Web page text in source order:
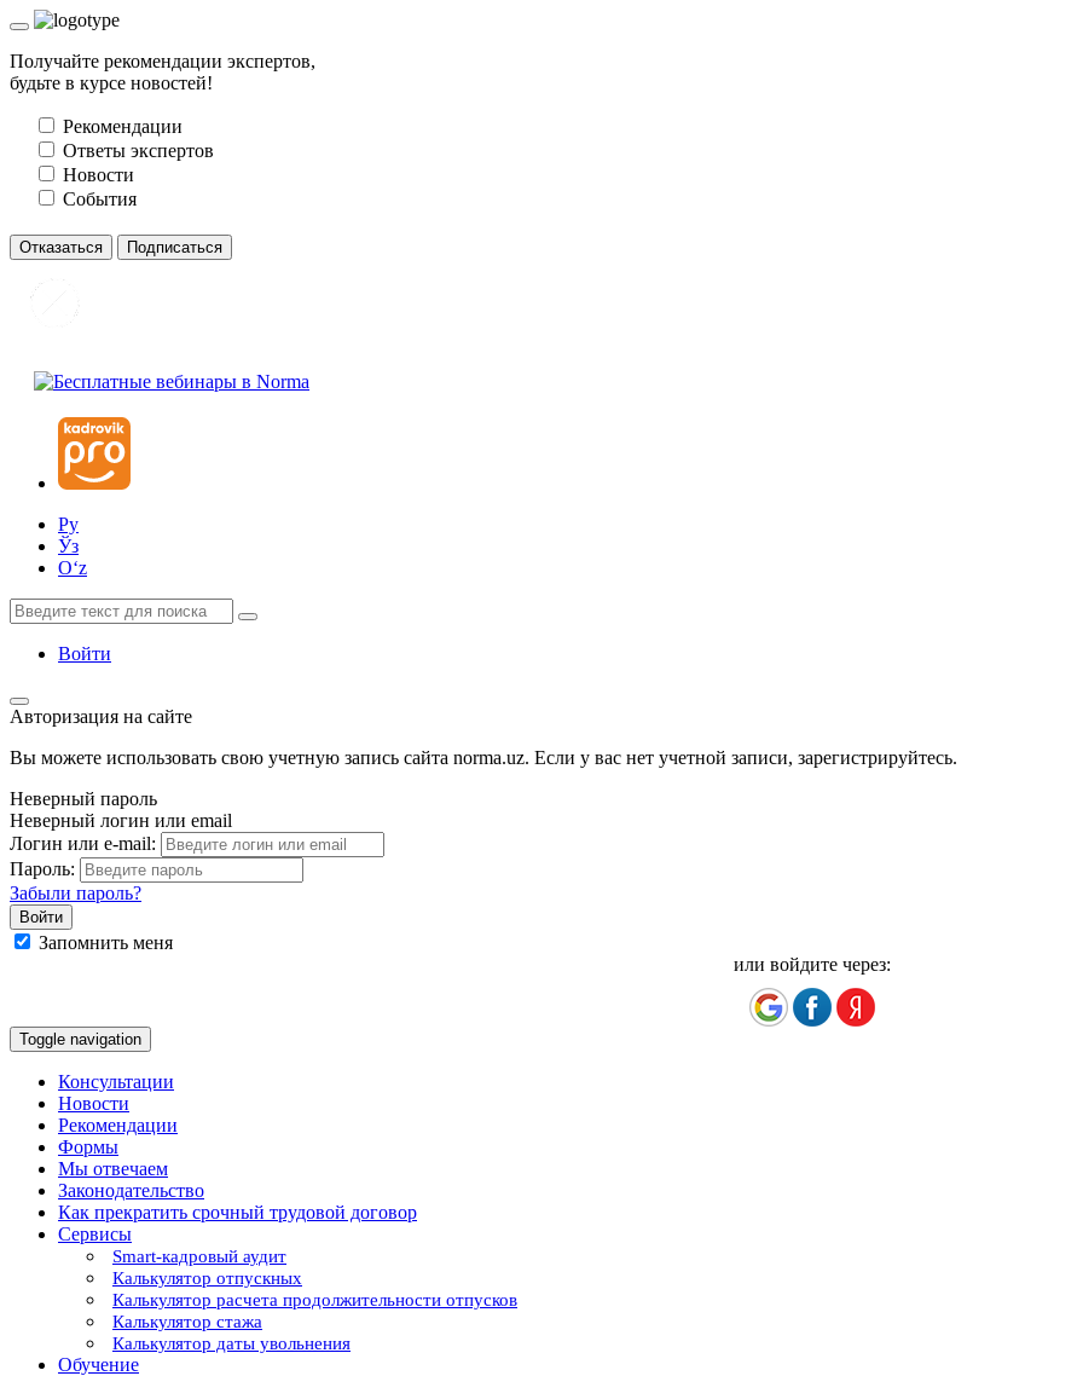
Получайте рекомендации экспертов,
будьте в курсе новостей!
Рекомендации
Ответы экспертов
Новости
События
Отказаться Подписаться
Ру
Ўз
Oʻz
Войти
Авторизация на сайте
Вы можете использовать свою учетную запись сайта norma.uz. Если у вас нет учетной записи, зарегистрируйтесь.
Неверный пароль
Неверный логин или email
Логин или e-mail:
Пароль:
Забыли пароль?
Запомнить меня
или войдите через:
Toggle navigation
Консультации
Новости
Рекомендации
Формы
Мы отвечаем
Законодательство
Как прекратить срочный трудовой договор
Сервисы
Smart-кадровый аудит
Калькулятор отпускных
Калькулятор расчета продолжительности отпусков
Калькулятор стажа
Калькулятор даты увольнения
Обучение